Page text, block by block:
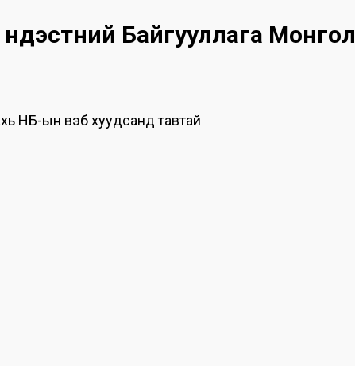
Байгууллага Монгол
НҮБ-ын вэб хуудсанд тавтай